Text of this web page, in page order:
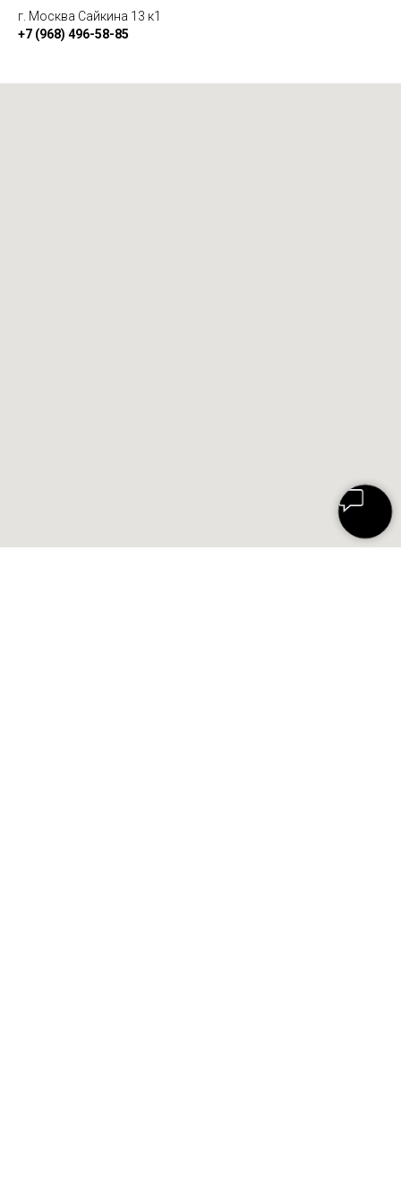
г. Москва Сайкина 13 к1
+7 (968) 496-58-85